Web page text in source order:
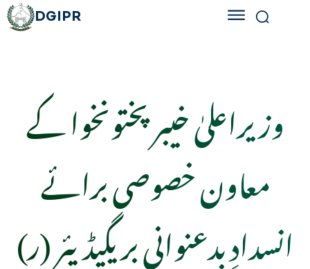
DGIPR
وزیراعلیٰ خیبرپختونخوا کے
معاون خصوصی برائے
انسدادِ بدعنوانی بریگیڈیئر (ر)